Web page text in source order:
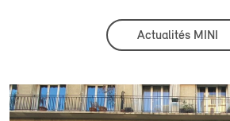
Actualités MINI